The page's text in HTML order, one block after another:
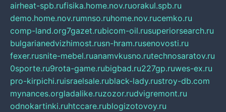
airheat-spb.rufisika.home.nov.ruorakul.spb.ru
demo.home.nov.rumnso.ruhome.nov.rucemko.ru
comp-land.org7gazet.rubicom-oil.rusuperiorsearch.ru
bulgarianedvizhimost.rusn-hram.rusenovosti.ru
fexer.rusnite-mebel.ruanamvkusno.rutechnosaratov.ru
0sporte.ru9rota-game.rubigbad.ru227gp.ruwes-ex.ru
pro-kirpichi.ruisraelsale.rublack-lady.rustroy-db.com
mynances.orgladalike.ruzozor.rudvigremont.ru
odnokartinki.ruhtccare.rublogizotovoy.ru